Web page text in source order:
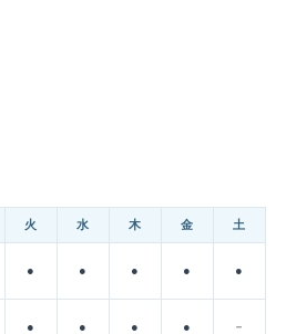
火 水 木 金 土
● ● ● ● ●
● ● ● ● －